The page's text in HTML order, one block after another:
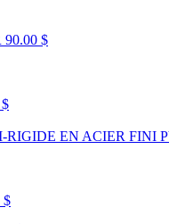
90.00 $
EN ACIER FINI
$